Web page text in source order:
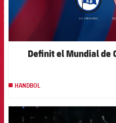
Definit el Mundial de
HANDBOL